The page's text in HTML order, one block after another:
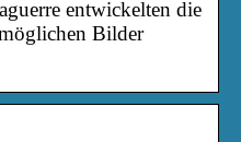
entwickelten die
Bilder